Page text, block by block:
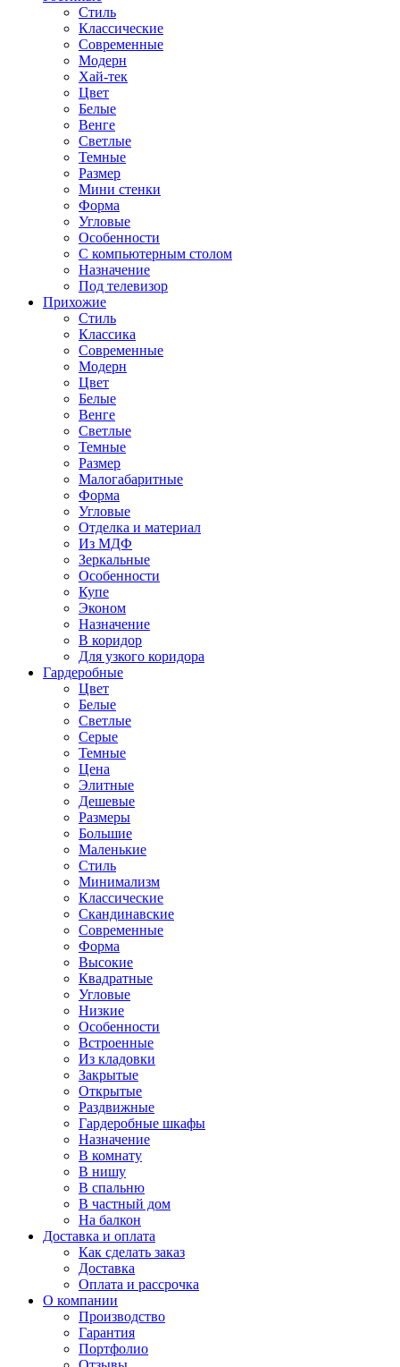
Стиль
Классические
Современные
Модерн
Хай-тек
Цвет
Белые
Венге
Светлые
Темные
Размер
Мини стенки
Форма
Угловые
Особенности
С компьютерным столом
Назначение
Под телевизор
Прихожие
Стиль
Классика
Современные
Модерн
Цвет
Белые
Венге
Светлые
Темные
Размер
Малогабаритные
Форма
Угловые
Отделка и материал
Из МДФ
Зеркальные
Особенности
Купе
Эконом
Назначение
В коридор
Для узкого коридора
Гардеробные
Цвет
Белые
Светлые
Серые
Темные
Цена
Элитные
Дешевые
Размеры
Большие
Маленькие
Стиль
Минимализм
Классические
Скандинавские
Современные
Форма
Высокие
Квадратные
Угловые
Низкие
Особенности
Встроенные
Из кладовки
Закрытые
Открытые
Раздвижные
Гардеробные шкафы
Назначение
В комнату
В нишу
В спальню
В частный дом
На балкон
Доставка и оплата
Как сделать заказ
Доставка
Оплата и рассрочка
О компании
Производство
Гарантия
Портфолио